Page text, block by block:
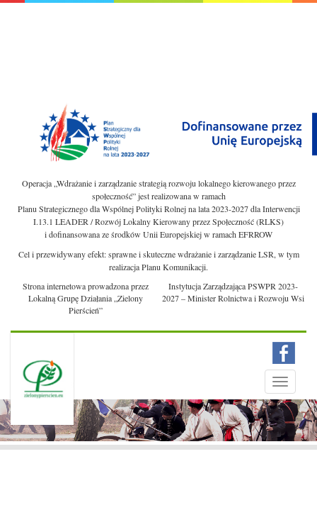
Operacja „Wdrażanie i zarządzanie strategią rozwoju lokalnego kierowanego przez
społeczność” jest realizowana w ramach
Planu Strategicznego dla Wspólnej Polityki Rolnej na lata 2023-2027 dla Interwencji
I.13.1 LEADER / Rozwój Lokalny Kierowany przez Społeczność (RLKS)
i dofinansowana ze środków Unii Europejskiej w ramach EFRROW
Cel i przewidywany efekt: sprawne i skuteczne wdrażanie i zarządzanie LSR, w tym
realizacja Planu Komunikacji.
Strona internetowa prowadzona przez
Lokalną Grupę Działania „Zielony
Pierścień”
Instytucja Zarządzająca PSWPR 2023-
2027 – Minister Rolnictwa i Rozwoju Wsi
Toggle
Menu